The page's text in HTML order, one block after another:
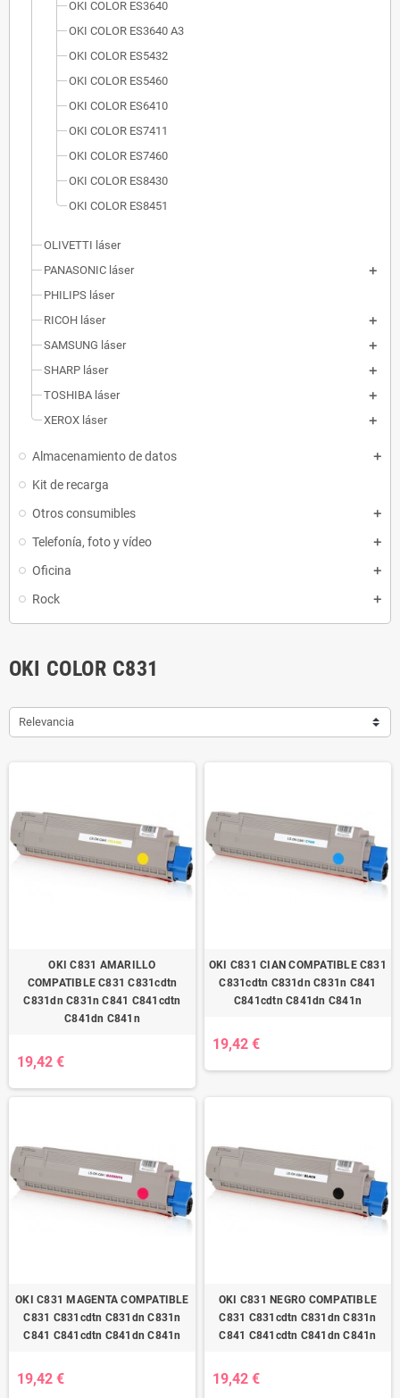
OKI COLOR ES3640
OKI COLOR ES3640 A3
OKI COLOR ES5432
OKI COLOR ES5460
OKI COLOR ES6410
OKI COLOR ES7411
OKI COLOR ES7460
OKI COLOR ES8430
OKI COLOR ES8451
OLIVETTI láser
PANASONIC láser
PHILIPS láser
RICOH láser
SAMSUNG láser
SHARP láser
TOSHIBA láser
XEROX láser
Almacenamiento de datos
Kit de recarga
Otros consumibles
Telefonía, foto y vídeo
Oficina
Rock
OKI COLOR C831
Relevancia
OKI C831 AMARILLO
COMPATIBLE C831 C831cdtn
C831dn C831n C841 C841cdtn
C841dn C841n
19,42 €
OKI C831 CIAN COMPATIBLE C831
C831cdtn C831dn C831n C841
C841cdtn C841dn C841n
19,42 €
OKI C831 MAGENTA COMPATIBLE
C831 C831cdtn C831dn C831n
C841 C841cdtn C841dn C841n
19,42 €
OKI C831 NEGRO COMPATIBLE
C831 C831cdtn C831dn C831n
C841 C841cdtn C841dn C841n
19,42 €